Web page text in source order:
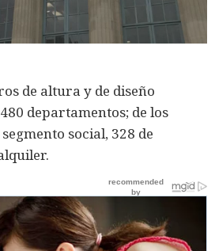
de altura y de diseño
departamentos; de los
social, 328 de